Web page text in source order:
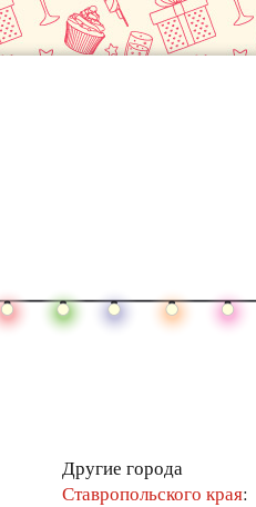
Другие города
Ставропольского края: